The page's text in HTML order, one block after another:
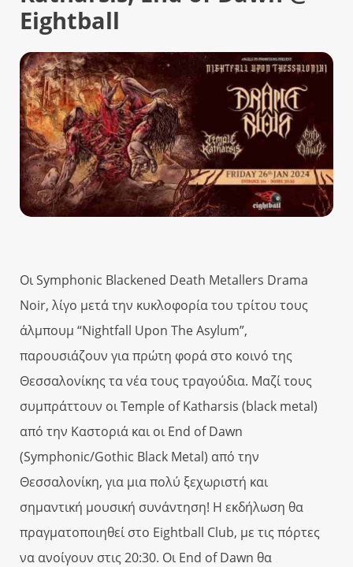
Eightball
Οι Symphonic Blackened Death Metallers Drama
Noir, λίγο μετά την κυκλοφορία του τρίτου τους
άλμπουμ “Nightfall Upon The Asylum”,
παρουσιάζουν για πρώτη φορά στο κοινό της
Θεσσαλονίκης τα νέα τους τραγούδια. Μαζί τους
συμπράττουν οι Temple of Katharsis (black metal)
από την Καστοριά και οι End of Dawn
(Symphonic/Gothic Black Metal) από την
Θεσσαλονίκη, για μια πολύ ξεχωριστή και
σημαντική μουσική συνάντηση! Η εκδήλωση θα
πραγματοποιηθεί στο Eightball Club, με τις πόρτες
να ανοίγουν στις 20:30. Οι End of Dawn θα